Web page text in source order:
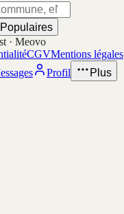
Populaires
· Meovo
CGVMentions légales
Profil Plus